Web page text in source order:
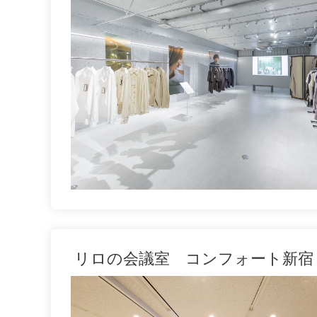
リロの会議室 コンフォート新